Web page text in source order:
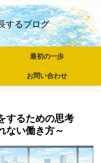
するブログ
最初の一歩
お問い合わせ
するための思考
い働き方～